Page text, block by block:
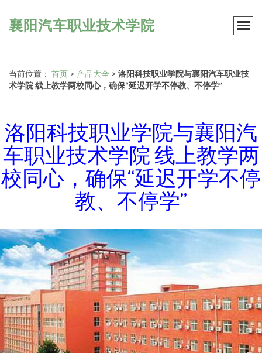
襄阳汽车职业技术学院
当前位置： 首页 > 产品大全 > 洛阳科技职业学院与襄阳汽车职业技
术学院 线上教学两校同心，确保“延迟开学不停教、不停学”
洛阳科技职业学院与襄阳汽
车职业技术学院 线上教学两
校同心，确保“延迟开学不停
教、不停学”